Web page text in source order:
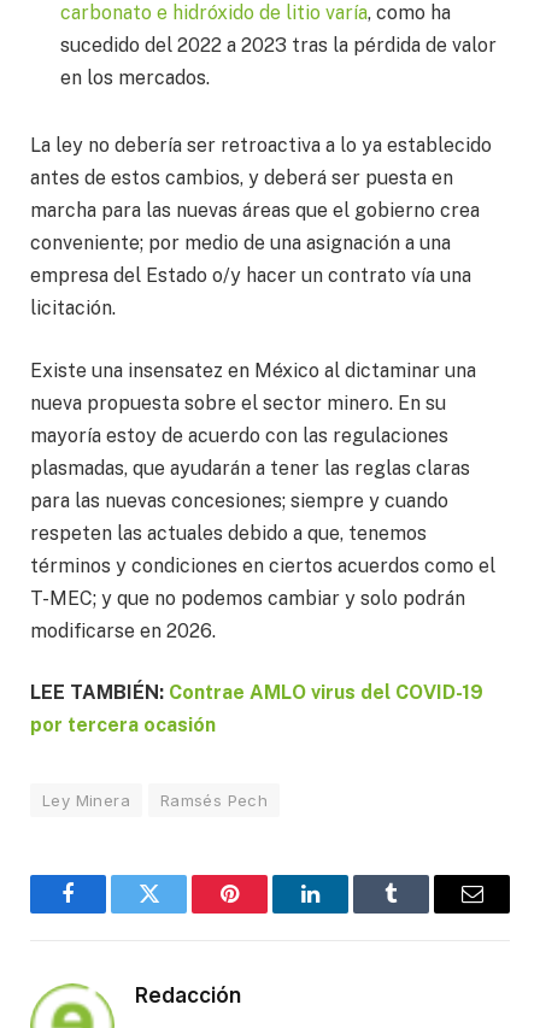
carbonato e hidróxido de litio varía, como ha
sucedido del 2022 a 2023 tras la pérdida de valor
en los mercados.
La ley no debería ser retroactiva a lo ya establecido
antes de estos cambios, y deberá ser puesta en
marcha para las nuevas áreas que el gobierno crea
conveniente; por medio de una asignación a una
empresa del Estado o/y hacer un contrato vía una
licitación.
Existe una insensatez en México al dictaminar una
nueva propuesta sobre el sector minero. En su
mayoría estoy de acuerdo con las regulaciones
plasmadas, que ayudarán a tener las reglas claras
para las nuevas concesiones; siempre y cuando
respeten las actuales debido a que, tenemos
términos y condiciones en ciertos acuerdos como el
T-MEC; y que no podemos cambiar y solo podrán
modificarse en 2026.
LEE TAMBIÉN: Contrae AMLO virus del COVID-19
por tercera ocasión
Ley Minera Ramsés Pech
FacebookTwitter Pinterest LinkedInTumblr Email
Redacción